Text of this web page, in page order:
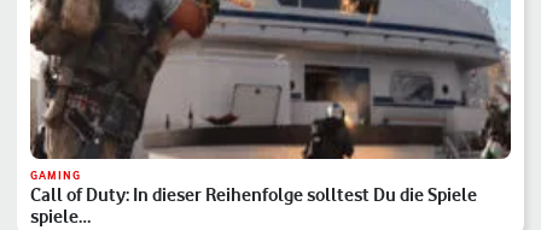
GAMING
Call of Duty: In dieser Reihenfolge solltest Du die Spiele
spiele…